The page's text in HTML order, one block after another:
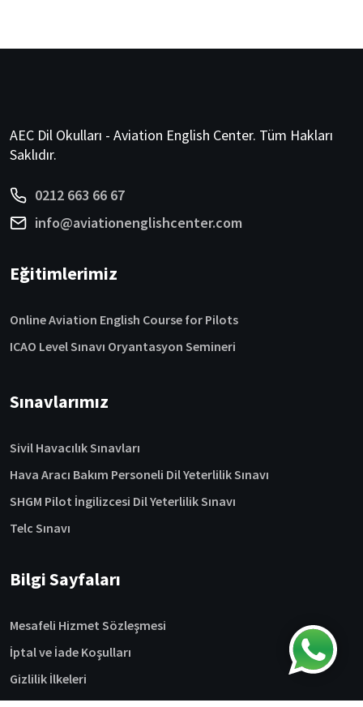
AEC Dil Okulları - Aviation English Center. Tüm Hakları
Saklıdır.
0212 663 66 67
info@aviationenglishcenter.com
Eğitimlerimiz
Online Aviation English Course for Pilots
ICAO Level Sınavı Oryantasyon Semineri
Sınavlarımız
Sivil Havacılık Sınavları
Hava Aracı Bakım Personeli Dil Yeterlilik Sınavı
SHGM Pilot İngilizcesi Dil Yeterlilik Sınavı
Telc Sınavı
Bilgi Sayfaları
Mesafeli Hizmet Sözleşmesi
İptal ve İade Koşulları
Gizlilik İlkeleri